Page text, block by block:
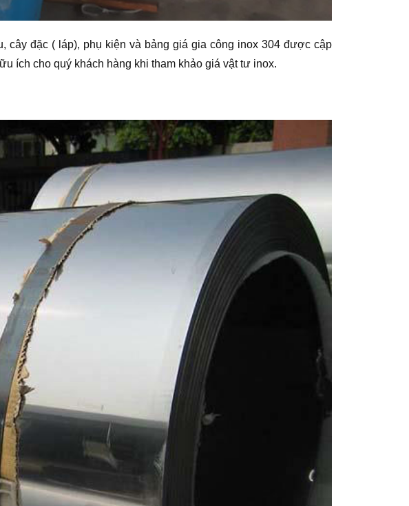
cây đặc ( láp), phụ kiện và bảng giá gia công inox 304 được cập
ích cho quý khách hàng khi tham khảo giá vật tư inox.